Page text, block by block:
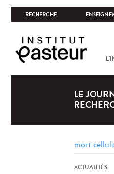
RECHERCHE
LE
ACTUALITÉS